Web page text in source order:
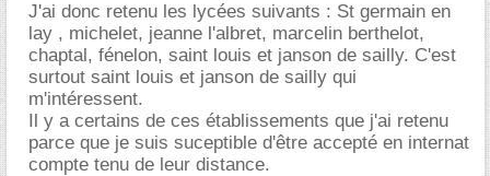
J'ai donc retenu les lycées suivants : St germain en
lay , michelet, jeanne l'albret, marcelin berthelot,
chaptal, fénelon, saint louis et janson de sailly. C'est
surtout saint louis et janson de sailly qui
m'intéressent.
Il y a certains de ces établissements que j'ai retenu
parce que je suis suceptible d'être accepté en internat
compte tenu de leur distance.